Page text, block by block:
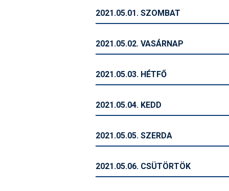
2021.05.01. SZOMBAT
2021.05.02. VASÁRNAP
2021.05.03. HÉTFŐ
2021.05.04. KEDD
2021.05.05. SZERDA
2021.05.06. CSÜTÖRTÖK